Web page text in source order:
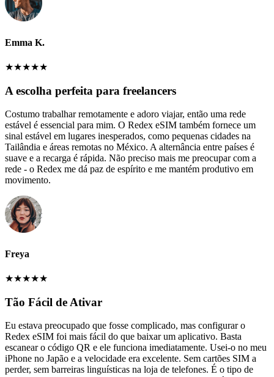
Emma K.
★★★★★
A escolha perfeita para freelancers
Costumo trabalhar remotamente e adoro viajar, então uma rede
estável é essencial para mim. O Redex eSIM também fornece um
sinal estável em lugares inesperados, como pequenas cidades na
Tailândia e áreas remotas no México. A alternância entre países é
suave e a recarga é rápida. Não preciso mais me preocupar com a
rede - o Redex me dá paz de espírito e me mantém produtivo em
movimento.
Freya
★★★★★
Tão Fácil de Ativar
Eu estava preocupado que fosse complicado, mas configurar o
Redex eSIM foi mais fácil do que baixar um aplicativo. Basta
escanear o código QR e ele funciona imediatamente. Usei-o no meu
iPhone no Japão e a velocidade era excelente. Sem cartões SIM a
perder, sem barreiras linguísticas na loja de telefones. É o tipo de